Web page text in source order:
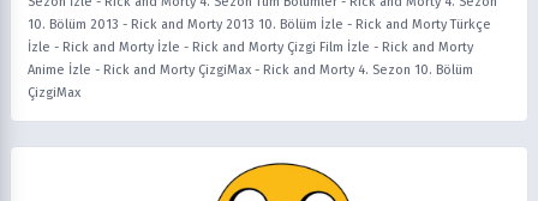
10. Bölüm 2013 - Rick and Morty 2013 10. Bölüm İzle - Rick and Morty Türkçe
İzle - Rick and Morty İzle - Rick and Morty Çizgi Film İzle - Rick and Morty
Anime İzle - Rick and Morty ÇizgiMax - Rick and Morty 4. Sezon 10. Bölüm
ÇizgiMax